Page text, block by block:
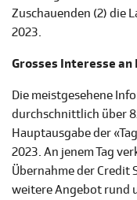
Zuschauenden (2) die
2023.
Grosses Interesse
Die meistgesehene
durchschnittlich über
Hauptausgabe der
2023. An jenem Tag
Übernahme der Credit
weitere Angebot rund